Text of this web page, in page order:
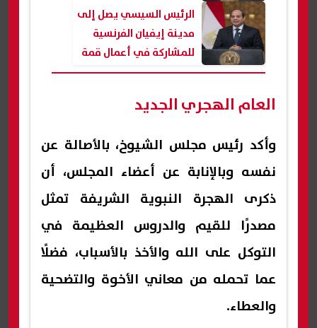
الرئيس السيسي يصل إلى
مدينة إيفيان الفرنسية
للمشاركة في أعمال قمة
مجموعة السبع
العام الهجري الجديد
وأكد رئيس مجلس الشيوخ، بالأصالة عن
نفسه وبالإنابة عن أعضاء المجلس، أن
ذكرى الهجرة النبوية الشريفة تمثل
مصدرًا للقيم والدروس العظيمة في
التوكل على الله والأخذ بالأسباب، فضلًا
عما تحمله من معاني الأخوة والتضحية
والعطاء.